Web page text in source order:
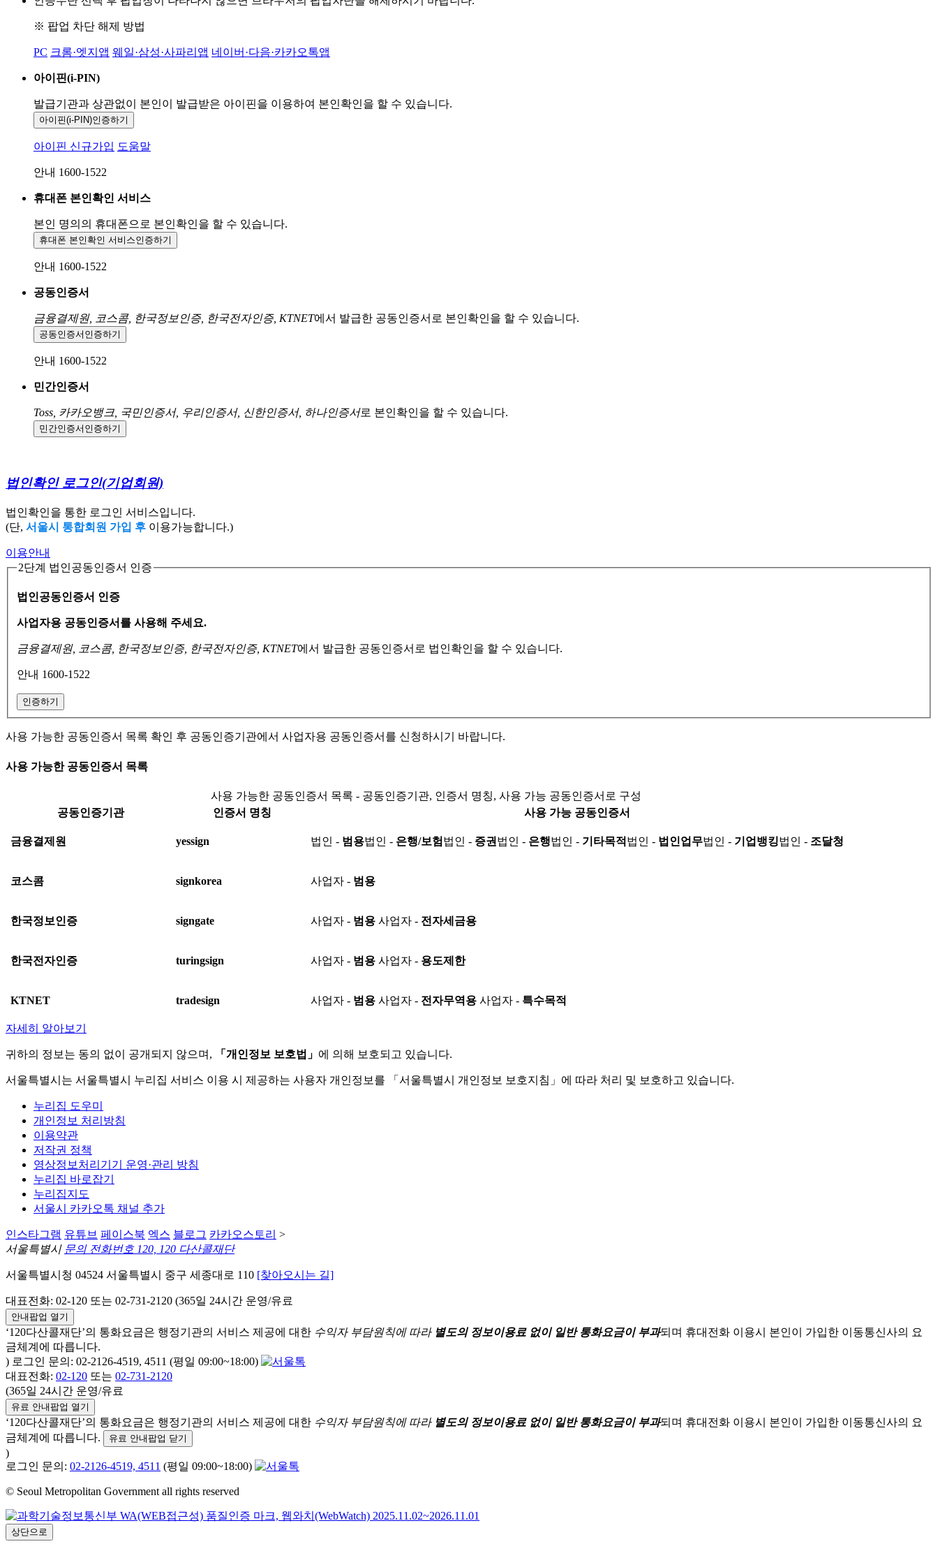
※ 팝업 차단 해제 방법
PC 크롬·엣지앱 웨일·삼성·사파리앱 네이버·다음·카카오톡앱
아이핀(i-PIN)
발급기관과 상관없이 본인이 발급받은 아이핀을 이용하여 본인확인을 할 수 있습니다.
아이핀(i-PIN)인증하기
아이핀 신규가입 도움말
안내 1600-1522
휴대폰 본인확인 서비스
본인 명의의 휴대폰으로 본인확인을 할 수 있습니다.
휴대폰 본인확인 서비스인증하기
안내 1600-1522
공동인증서
금융결제원, 코스콤, 한국정보인증, 한국전자인증, KTNET에서 발급한 공동인증서로 본인확인을 할 수 있습니다.
공동인증서 인증하기
안내 1600-1522
민간인증서
Toss, 카카오뱅크, 국민인증서, 우리인증서, 신한인증서, 하나인증서로 본인확인을 할 수 있습니다.
민간인증서 인증하기
법인확인 로그인(기업회원)
법인확인을 통한 로그인 서비스입니다.
(단, 서울시 통합회원 가입 후 이용가능합니다.)
이용안내
2단계 법인공동인증서 인증
법인공동인증서 인증
사업자용 공동인증서를 사용해 주세요.
금융결제원, 코스콤, 한국정보인증, 한국전자인증, KTNET에서 발급한 공동인증서로 법인확인을 할 수 있습니다.
안내 1600-1522
인증하기
사용 가능한 공동인증서 목록 확인 후 공동인증기관에서 사업자용 공동인증서를 신청하시기 바랍니다.
사용 가능한 공동인증서 목록
사용 가능한 공동인증서 목록 - 공동인증기관, 인증서 명칭, 사용 가능 공동인증서로 구성
공동인증기관
인증서 명칭 사용 가능 공동인증서
금융결제원 yessign 법인 - 범용법인 - 은행/보험 법인 - 증권 법인 - 은행법인 - 기타목적 법인 - 법인업무법인 - 기업뱅킹법인 - 조달청
코스콤 signkorea 사업자 - 범용
한국정보인증 signgate 사업자 - 범용 사업자 - 전자세금용
한국전자인증 turingsign 사업자 - 범용 사업자 - 용도제한
KTNET tradesign 사업자 - 범용 사업자 - 전자무역용 사업자 - 특수목적
자세히 알아보기
귀하의 정보는 동의 없이 공개되지 않으며, 「개인정보 보호법」 에 의해 보호되고 있습니다.
서울특별시는 서울특별시 누리집 서비스 이용 시 제공하는 사용자 개인정보를 「서울특별시 개인정보 보호지침」에 따라 처리 및 보호하고 있습니다.
누리집 도우미
개인정보 처리방침
이용약관
저작권 정책
영상정보처리기기 운영·관리 방침
누리집 바로잡기
누리집지도
서울시 카카오톡 채널 추가
인스타그램 유튜브 페이스북 엑스 블로그 카카오스토리 >
서울특별시 문의 전화번호 120, 120 다산콜재단
서울특별시청 04524 서울특별시 중구 세종대로 110 [찾아오시는 길]
대표전화: 02-120 또는 02-731-2120 (365일 24시간 운영/유료
안내팝업 열기
‘120다산콜재단’의 통화요금은 행정기관의 서비스 제공에 대한 수익자 부담원칙에 따라 별도의 정보이용료 없이 일반 통화요금이 부과되며 휴대전화 이용시 본인이 가입한 이동통신사의 요
금체계에 따릅니다.
) 로그인 문의: 02-2126-4519, 4511 (평일 09:00~18:00)
대표전화: 02-120 또는 02-731-2120
(365일 24시간 운영/유료
유료 안내팝업 열기
‘120다산콜재단’의 통화요금은 행정기관의 서비스 제공에 대한 수익자 부담원칙에 따라 별도의 정보이용료 없이 일반 통화요금이 부과되며 휴대전화 이용시 본인이 가입한 이동통신사의 요
금체계에 따릅니다.
유료 안내팝업 닫기
)
로그인 문의: 02-2126-4519, 4511 (평일 09:00~18:00)
© Seoul Metropolitan Government all rights reserved
상단으로